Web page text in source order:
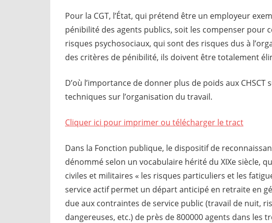
Pour la CGT, l’État, qui prétend être un employeur
pénibilité des agents publics, soit les compenser pour
risques psychosociaux, qui sont des risques dus à
des critères de pénibilité, ils doivent être totalement
D’où l’importance de donner plus de poids aux
techniques sur l’organisation du travail.
Cliquer ici pour imprimer ou télécharger le tract
Dans la Fonction publique, le dispositif de
dénommé selon un vocabulaire hérité du XIXe siècle,
civiles et militaires « les risques particuliers et les
service actif permet un départ anticipé en retraite en
due aux contraintes de service public (travail de nuit,
dangereuses, etc.) de près de 800000 agents dans les